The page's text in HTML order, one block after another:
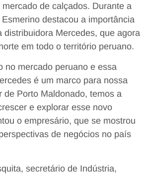
de calçados. Durante a
destacou a importância
distribuidora Mercedes, que agora
em todo o território peruano.
no mercado peruano e essa
é um marco para nossa
de Porto Maldonado, temos a
e explorar esse novo
o empresário, que se mostrou
de negócios no país
secretário de Indústria,